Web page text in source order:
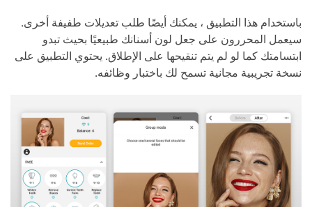
باستخدام هذا التطبيق ، يمكنك أيضًا طلب تعديلات طفيفة أخرى.
سيعمل المحررون على جعل لون أسنانك طبيعيًا بحيث تبدو
ابتسامتك كما لو لم يتم تنقيحها على الإطلاق. يحتوي التطبيق على
نسخة تجريبية مجانية تسمح لك باختبار وظائفه.